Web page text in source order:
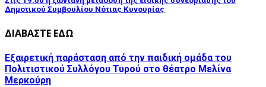
Δημοτικού Συμβουλίου Νότιας Κυνουρίας
ΔΙΑΒΑΣΤΕ ΕΔΩ
Εξαιρετική παράσταση από την παιδική ομάδα του
Πολιτιστικού Συλλόγου Τυρού στο θέατρο Μελίνα
Μερκούρη